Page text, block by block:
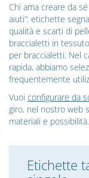
Chi ama creare da
aiuti”: etichette
qualità e scarti di
braccialetti in
per braccialetti. Nel
rapida, abbiamo
frequentemente
Vuoi configurare da
giro, nel nostro web
materiali e possibilità.
Etichette